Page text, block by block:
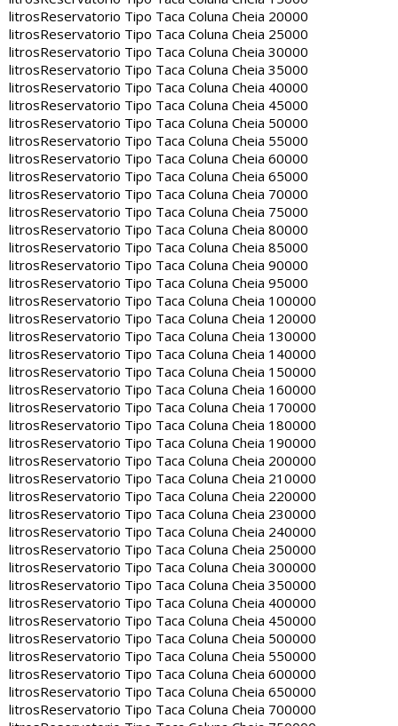
litrosReservatorio Tipo Taca Coluna Cheia 20000
litrosReservatorio Tipo Taca Coluna Cheia 25000
litrosReservatorio Tipo Taca Coluna Cheia 30000
litrosReservatorio Tipo Taca Coluna Cheia 35000
litrosReservatorio Tipo Taca Coluna Cheia 40000
litrosReservatorio Tipo Taca Coluna Cheia 45000
litrosReservatorio Tipo Taca Coluna Cheia 50000
litrosReservatorio Tipo Taca Coluna Cheia 55000
litrosReservatorio Tipo Taca Coluna Cheia 60000
litrosReservatorio Tipo Taca Coluna Cheia 65000
litrosReservatorio Tipo Taca Coluna Cheia 70000
litrosReservatorio Tipo Taca Coluna Cheia 75000
litrosReservatorio Tipo Taca Coluna Cheia 80000
litrosReservatorio Tipo Taca Coluna Cheia 85000
litrosReservatorio Tipo Taca Coluna Cheia 90000
litrosReservatorio Tipo Taca Coluna Cheia 95000
litrosReservatorio Tipo Taca Coluna Cheia 100000
litrosReservatorio Tipo Taca Coluna Cheia 120000
litrosReservatorio Tipo Taca Coluna Cheia 130000
litrosReservatorio Tipo Taca Coluna Cheia 140000
litrosReservatorio Tipo Taca Coluna Cheia 150000
litrosReservatorio Tipo Taca Coluna Cheia 160000
litrosReservatorio Tipo Taca Coluna Cheia 170000
litrosReservatorio Tipo Taca Coluna Cheia 180000
litrosReservatorio Tipo Taca Coluna Cheia 190000
litrosReservatorio Tipo Taca Coluna Cheia 200000
litrosReservatorio Tipo Taca Coluna Cheia 210000
litrosReservatorio Tipo Taca Coluna Cheia 220000
litrosReservatorio Tipo Taca Coluna Cheia 230000
litrosReservatorio Tipo Taca Coluna Cheia 240000
litrosReservatorio Tipo Taca Coluna Cheia 250000
litrosReservatorio Tipo Taca Coluna Cheia 300000
litrosReservatorio Tipo Taca Coluna Cheia 350000
litrosReservatorio Tipo Taca Coluna Cheia 400000
litrosReservatorio Tipo Taca Coluna Cheia 450000
litrosReservatorio Tipo Taca Coluna Cheia 500000
litrosReservatorio Tipo Taca Coluna Cheia 550000
litrosReservatorio Tipo Taca Coluna Cheia 600000
litrosReservatorio Tipo Taca Coluna Cheia 650000
litrosReservatorio Tipo Taca Coluna Cheia 700000